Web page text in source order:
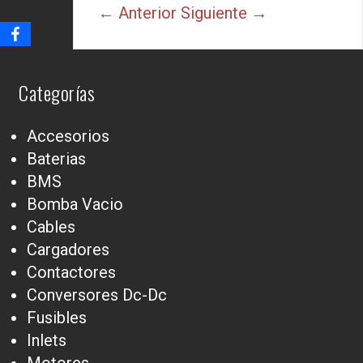
← Anterior Siguiente →
Categorías
Accesorios
Baterias
BMS
Bomba Vacio
Cables
Cargadores
Contactores
Conversores Dc-Dc
Fusibles
Inlets